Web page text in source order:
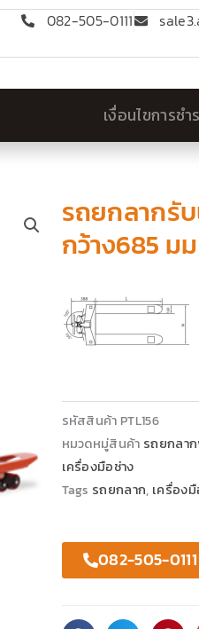
082-505-0111
เงื่อนไขการชำ
รถยกลากรั
กว้าง685 ม
รหัสสินค้า PTL156
หมวดหมู่สินค้า รถยกลาก
เครื่องมือช่าง
Tags รถยกลาก, เครื่อง
082-505-0111